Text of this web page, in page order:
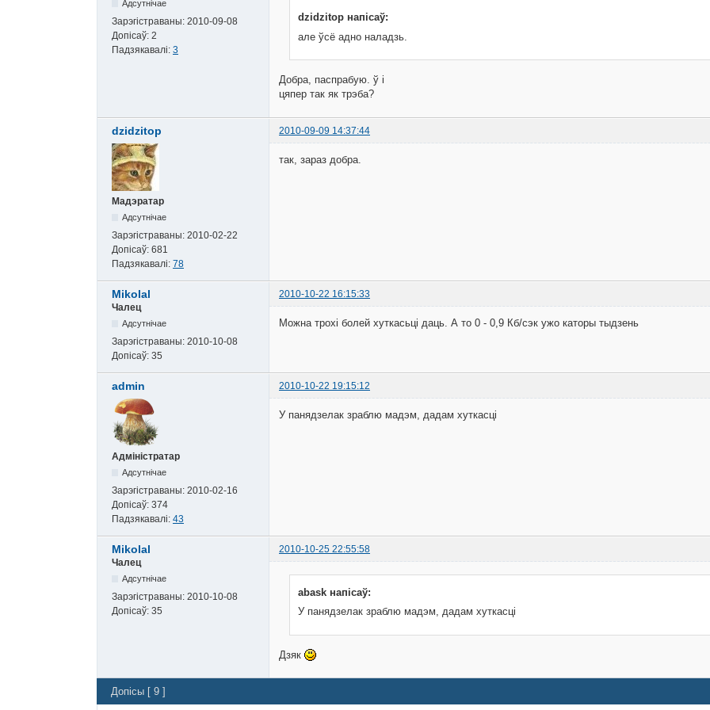
Адсутнічае
Зарэгістраваны: 2010-09-08
Допісаў: 2
Падзякавалі: 3
dzidzitop напісаў:
але ўсё адно наладзь.
Добра, паспрабую. ў і
цяпер так як трэба?
dzidzitop 2010-09-09 14:37:44
Мадэратар
Адсутнічае
Зарэгістраваны: 2010-02-22
Допісаў: 681
Падзякавалі: 78
так, зараз добра.
Mikolal
2010-10-22 16:15:33
Чалец
Адсутнічае
Зарэгістраваны: 2010-10-08
Допісаў: 35
Можна трохі болей хуткасьці даць. А то 0 - 0,9 Кб/сэк ужо каторы тыдзень
admin 2010-10-22 19:15:12
Адміністратар
Адсутнічае
Зарэгістраваны: 2010-02-16
Допісаў: 374
Падзякавалі: 43
У панядзелак зраблю мадэм, дадам хуткасці
Mikolal
2010-10-25 22:55:58
Чалец
Адсутнічае
Зарэгістраваны: 2010-10-08
Допісаў: 35
abask напісаў:
У панядзелак зраблю мадэм, дадам хуткасці
Дзяк
Допісы [ 9 ]